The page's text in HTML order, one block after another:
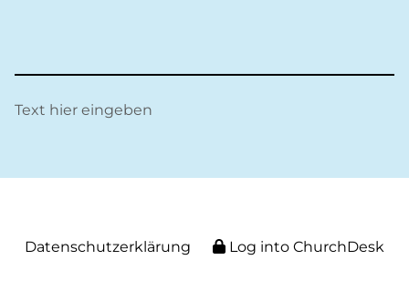
Text hier eingeben
Datenschutzerklärung Log into ChurchDesk